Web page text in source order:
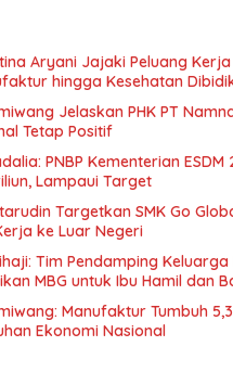
Aryani Jajaki Peluang Kerja
hingga Kesehatan
Jelaskan PHK PT
Tetap Positif
PNBP Kementerian ESDM
Lampaui Target
Targetkan SMK Go
ke Luar Negeri
Tim Pendamping Keluarga
MBG untuk Ibu Hamil dan
Manufaktur Tumbuh
Ekonomi Nasional